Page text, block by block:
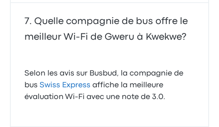
Quelle compagnie de bus offre le
meilleur Wi-Fi de Gweru à Kwekwe?
Selon les avis sur Busbud, la compagnie de
busSwiss Express affiche la meilleure
évaluation Wi-Fi avec une note de 3.0.